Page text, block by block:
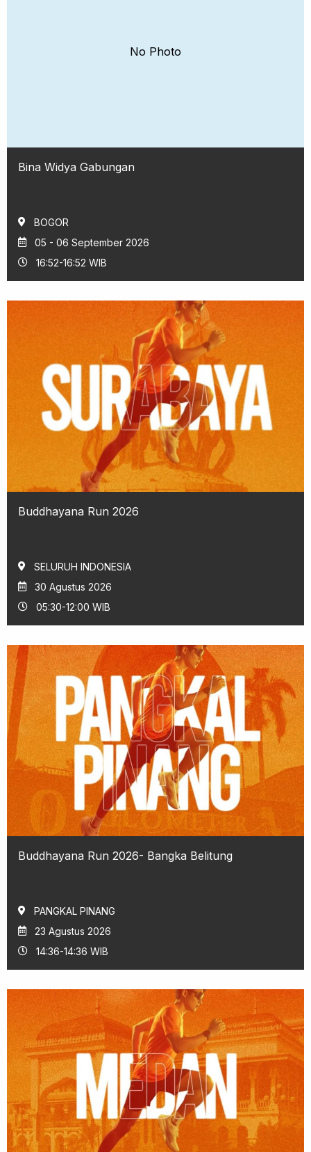
No Photo
Bina Widya Gabungan
BOGOR
05 - 06 September 2026
16:52-16:52 WIB
Buddhayana Run 2026
SELURUH INDONESIA
30 Agustus 2026
05:30-12:00 WIB
Buddhayana Run 2026- Bangka Belitung
PANGKAL PINANG
23 Agustus 2026
14:36-14:36 WIB